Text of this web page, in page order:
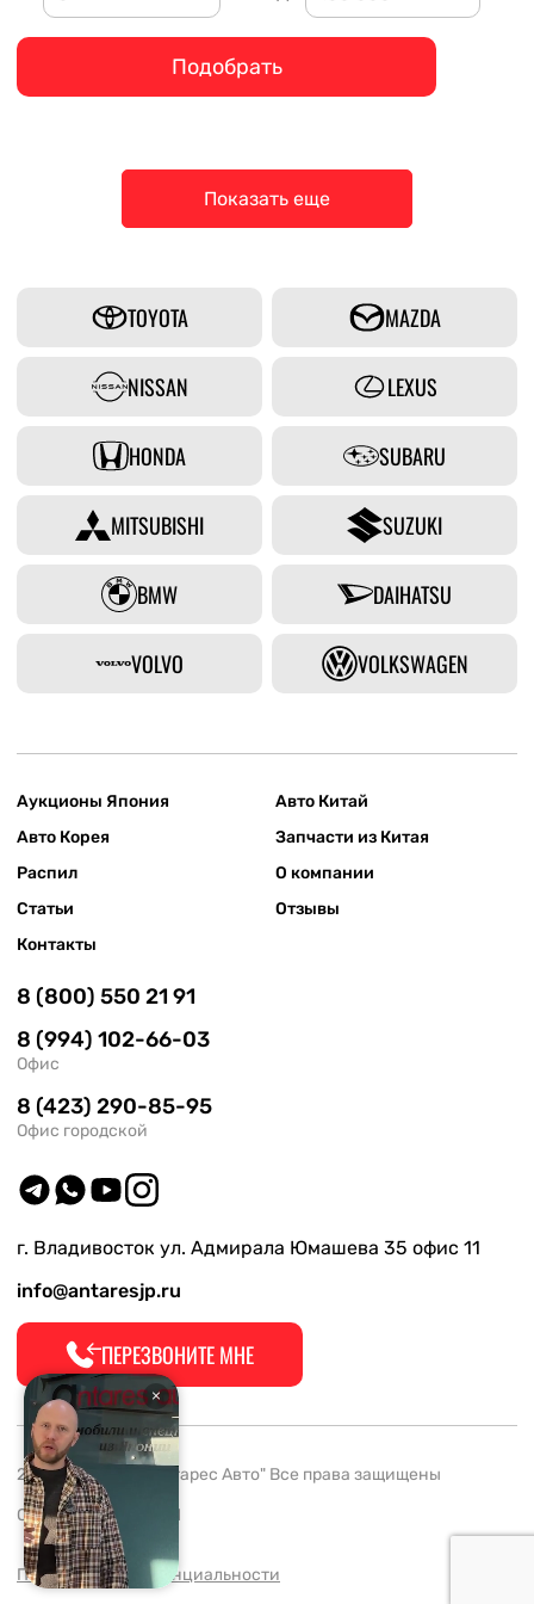
Подобрать
Показать еще
TOYOTA MAZDA
NISSAN LEXUS
HONDA SUBARU
MITSUBISHI SUZUKI
BMW DAIHATSU
VOLVO VOLKSWAGEN
Аукционы Япония
Авто Китай
Авто Корея
Запчасти из Китая
Распил
О компании
Статьи
Отзывы
Контакты
8 (800) 550 21 91
8 (994) 102-66-03
Офис
8 (423) 290-85-95
Офис городской
г. Владивосток ул. Адмирала Юмашева 35 офис 11
info@antaresjp.ru
ПЕРЕЗВОНИТЕ МНЕ
2008-2026 ООО "Антарес Авто" Все права защищены
ОГРН 1132537005061
Политика конфиденциальности